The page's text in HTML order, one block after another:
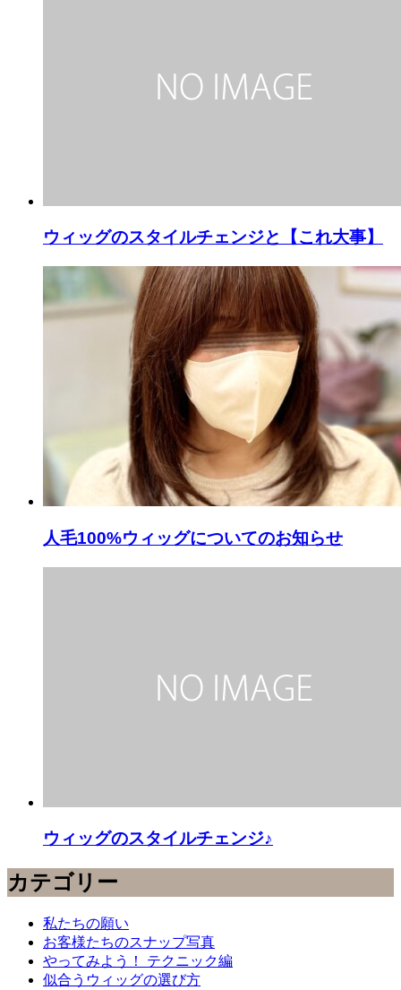
ウィッグのスタイルチェンジと【これ大事】
人毛100%ウィッグについてのお知らせ
ウィッグのスタイルチェンジ♪
カテゴリー
私たちの願い
お客様たちのスナップ写真
やってみよう！ テクニック編
似合うウィッグの選び方